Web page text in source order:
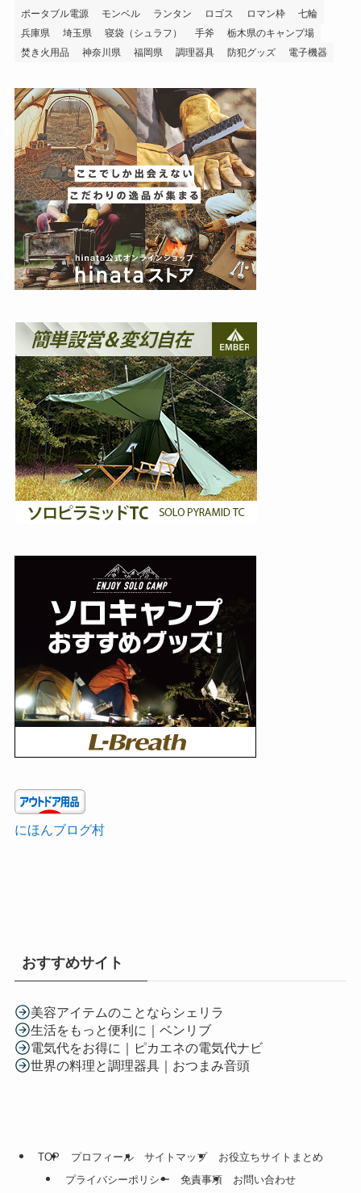
ポータブル電源
モンベル ランタン ロゴス ロマン枠
七輪
兵庫県
埼玉県 寝袋（シュラフ） 手斧
栃木県のキャンプ場
焚き火用品
神奈川県 福岡県 調理器具 防犯グッズ 電子機器
にほんブログ村
おすすめサイト
美容アイテムのことならシェリラ
生活をもっと便利に｜ベンリブ
電気代をお得に｜ピカエネの電気代ナビ
世界の料理と調理器具｜おつまみ音頭
TOP プロフィール サイトマップ
お役立ちサイトまとめ
プライバシーポリシー
免責事項 お問い合わせ